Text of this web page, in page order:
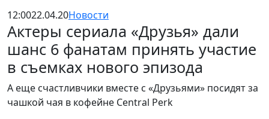
12:0022.04.20Новости
Актеры сериала «Друзья» дали
шанс 6 фанатам принять участие
в съемках нового эпизода
А еще счастливчики вместе с «Друзьями» посидят за
чашкой чая в кофейне Central Perk